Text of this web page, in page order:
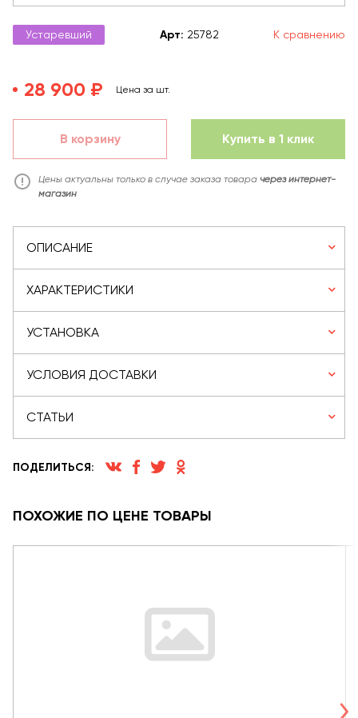
Устаревший Арт: 25782 К сравнению
28 900 ₽ Цена за шт.
В корзину Купить в 1 клик
Цены актуальны только в случае заказа товара через интернет-
магазин
ОПИСАНИЕ
ХАРАКТЕРИСТИКИ
УСТАНОВКА
УСЛОВИЯ ДОСТАВКИ
СТАТЬИ
ПОДЕЛИТЬСЯ:
ПОХОЖИЕ ПО ЦЕНЕ ТОВАРЫ